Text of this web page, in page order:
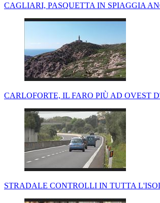
CAGLIARI, PASQUETTA IN SPIAGGIA
CARLOFORTE, IL FARO PIÙ AD OVEST
STRADALE CONTROLLI IN TUTTA